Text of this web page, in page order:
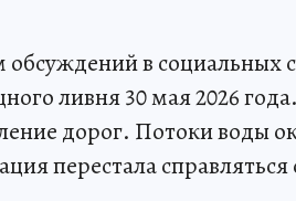
в социальных
ливня 30 мая 2026
дорог. Потоки воды
перестала